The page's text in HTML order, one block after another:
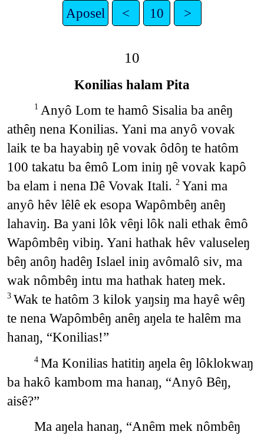
Aposel < 10 >
10
Konilias halam Pita
1 Anyô Lom te hamô Sisalia ba anêŋ
athêŋ nena Konilias. Yani ma anyô vovak
laik te ba hayabiŋ ŋê vovak ôdôŋ te hatôm
100 takatu ba êmô Lom iniŋ ŋê vovak kapô
ba elam i nena Ŋê Vovak Itali. 2 Yani ma
anyô hêv lêlê ek esopa Wapômbêŋ anêŋ
lahaviŋ. Ba yani lôk vêŋi lôk nali ethak êmô
Wapômbêŋ vibiŋ. Yani hathak hêv valuseleŋ
bêŋ anôŋ hadêŋ Islael iniŋ avômalô siv, ma
wak nômbêŋ intu ma hathak hateŋ mek.
3 Wak te hatôm 3 kilok yaŋsiŋ ma hayê wêŋ
te nena Wapômbêŋ anêŋ aŋela te halêm ma
hanaŋ, “Konilias!”
4 Ma Konilias hatitiŋ aŋela êŋ lôklokwaŋ
ba hakô kambom ma hanaŋ, “Anyô Bêŋ,
aisê?”
Ma aŋela hanaŋ, “Anêm mek nômbêŋ